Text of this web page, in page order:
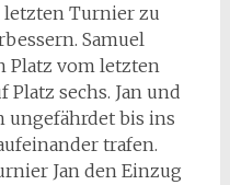
Turnier zu
Samuel
Platz vom letzten
Platz sechs. Jan und
ungefährdet bis ins
trafen.
Jan den Einzug